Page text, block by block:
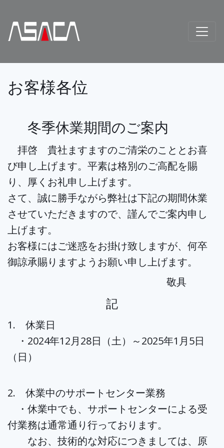
お客様各位
冬季休業期間のご案内
拝啓 貴社ますますのご清栄のこととお喜
び申し上げます。平素は格別のご高配を賜
り、厚くお礼申し上げます。
さて、誠に勝手ながら弊社は下記の期間休業
させていただきますので、謹んでご案内申し
上げます。
お客様にはご迷惑をお掛け致しますが、何卒
御諒承賜りますようお願い申し上げます。
敬具
記
1. 休業日
・2024年12月28日（土）～2025年1月5日
（日）
2. 休業中のサポートセンター業務
・休業中でも、サポートセンターによる受
付業務は通常通り行っております。
なお、技術的な対応につきましては、原